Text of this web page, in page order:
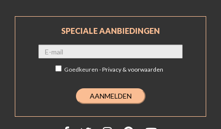
SPECIALE AANBIEDINGEN
Goedkeuren -Privacy & voorwaarden